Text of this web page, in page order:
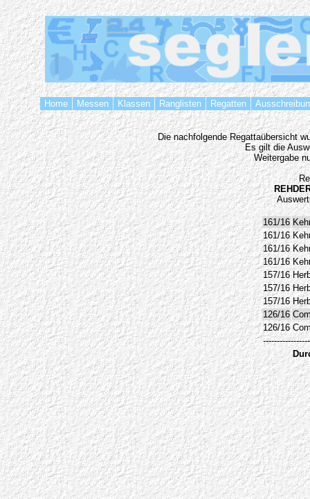
Home Messen Klassen Ranglisten Regatten
Die nachfolgende Regattaübersicht
Es gilt die
Weitergabe
161/16
161/16
161/16
161/16
157/16
157/16
157/16
126/16
126/16